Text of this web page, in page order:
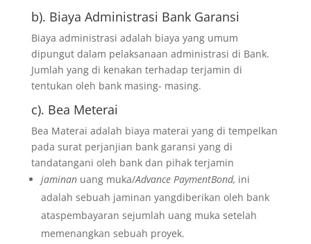
b). Biaya Administrasi Bank Garansi
Biaya administrasi adalah biaya yang umum
dipungut dalam pelaksanaan administrasi di Bank.
Jumlah yang di kenakan terhadap terjamin di
tentukan oleh bank masing- masing.
c). Bea Meterai
Bea Materai adalah biaya materai yang di tempelkan
pada surat perjanjian bank garansi yang di
tandatangani oleh bank dan pihak terjamin
jaminan uang muka/Advance PaymentBond, ini
adalah sebuah jaminan yangdiberikan oleh bank
ataspembayaran sejumlah uang muka setelah
memenangkan sebuah proyek.